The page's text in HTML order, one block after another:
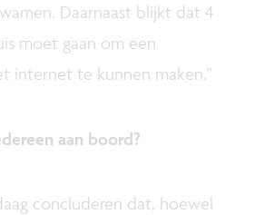
Daarnaast blijkt dat 4
moet gaan om een
internet te kunnen maken.”
aan boord?
concluderen dat, hoewel